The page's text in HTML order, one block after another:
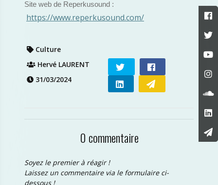
Site web de Reperkusound :
https://www.reperkusound.com/
Culture
Hervé LAURENT
31/03/2024
0 commentaire
Soyez le premier à réagir !
Laissez un commentaire via le formulaire ci-
dessous !